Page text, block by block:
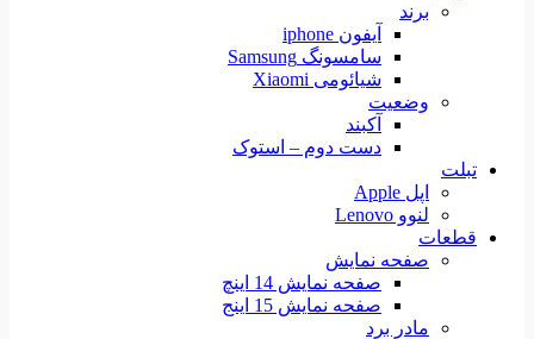
برند
آیفون iphone
سامسونگ Samsung
شیائومی Xiaomi
وضعیت
آکبند
دست دوم – استوک
تبلت
اپل Apple
لنوو Lenovo
قطعات
صفحه نمایش
صفحه نمایش 14 اینچ
صفحه نمایش 15 اینج
مادر برد